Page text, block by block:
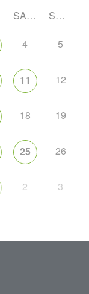
SAMSTAG SONNTAG
4 5
11 12
18 19
25 26
2 3